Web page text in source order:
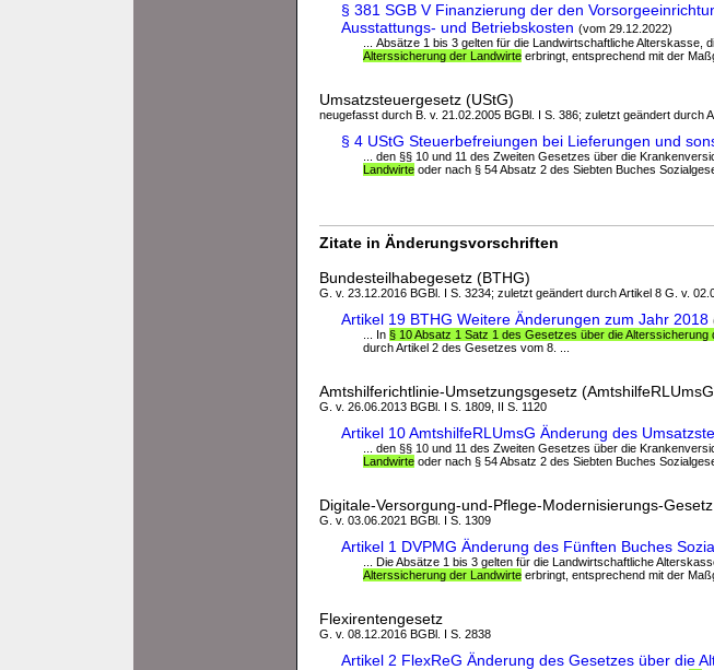
§ 381 SGB V Finanzierung der den
Ausstattungs- und Betriebskosten (vom 29.12.2022)
... Absätze 1 bis 3 gelten für die Landwirtschaftliche Alterskasse,
Alterssicherung der Landwirte erbringt, entsprechend mit der
Umsatzsteuergesetz (UStG)
neugefasst durch B. v. 21.02.2005 BGBl. I S. 386; zuletzt geändert durch
§ 4 UStG Steuerbefreiungen bei Lieferungen und
... den §§ 10 und 11 des Zweiten Gesetzes über die
Landwirte oder nach § 54 Absatz 2 des Siebten Buches
Zitate in Änderungsvorschriften
Bundesteilhabegesetz (BTHG)
G. v. 23.12.2016 BGBl. I S. 3234; zuletzt geändert durch Artikel 8 G. v.
Artikel 19 BTHG Weitere Änderungen zum Jahr 2018
... In § 10 Absatz 1 Satz 1 des Gesetzes über die Alterssicherung
durch Artikel 2 des Gesetzes vom 8. ...
Amtshilferichtlinie-Umsetzungsgesetz
G. v. 26.06.2013 BGBl. I S. 1809, II S. 1120
Artikel 10 AmtshilfeRLUmsG Änderung des
... den §§ 10 und 11 des Zweiten Gesetzes über die
Landwirte oder nach § 54 Absatz 2 des Siebten Buches
Digitale-Versorgung-und-Pflege-Modernisierungs-
G. v. 03.06.2021 BGBl. I S. 1309
Artikel 1 DVPMG Änderung des Fünften Buches
... Die Absätze 1 bis 3 gelten für die Landwirtschaftliche
Alterssicherung der Landwirte erbringt, entsprechend mit der
Flexirentengesetz
G. v. 08.12.2016 BGBl. I S. 2838
Artikel 2 FlexReG Änderung des Gesetzes über die